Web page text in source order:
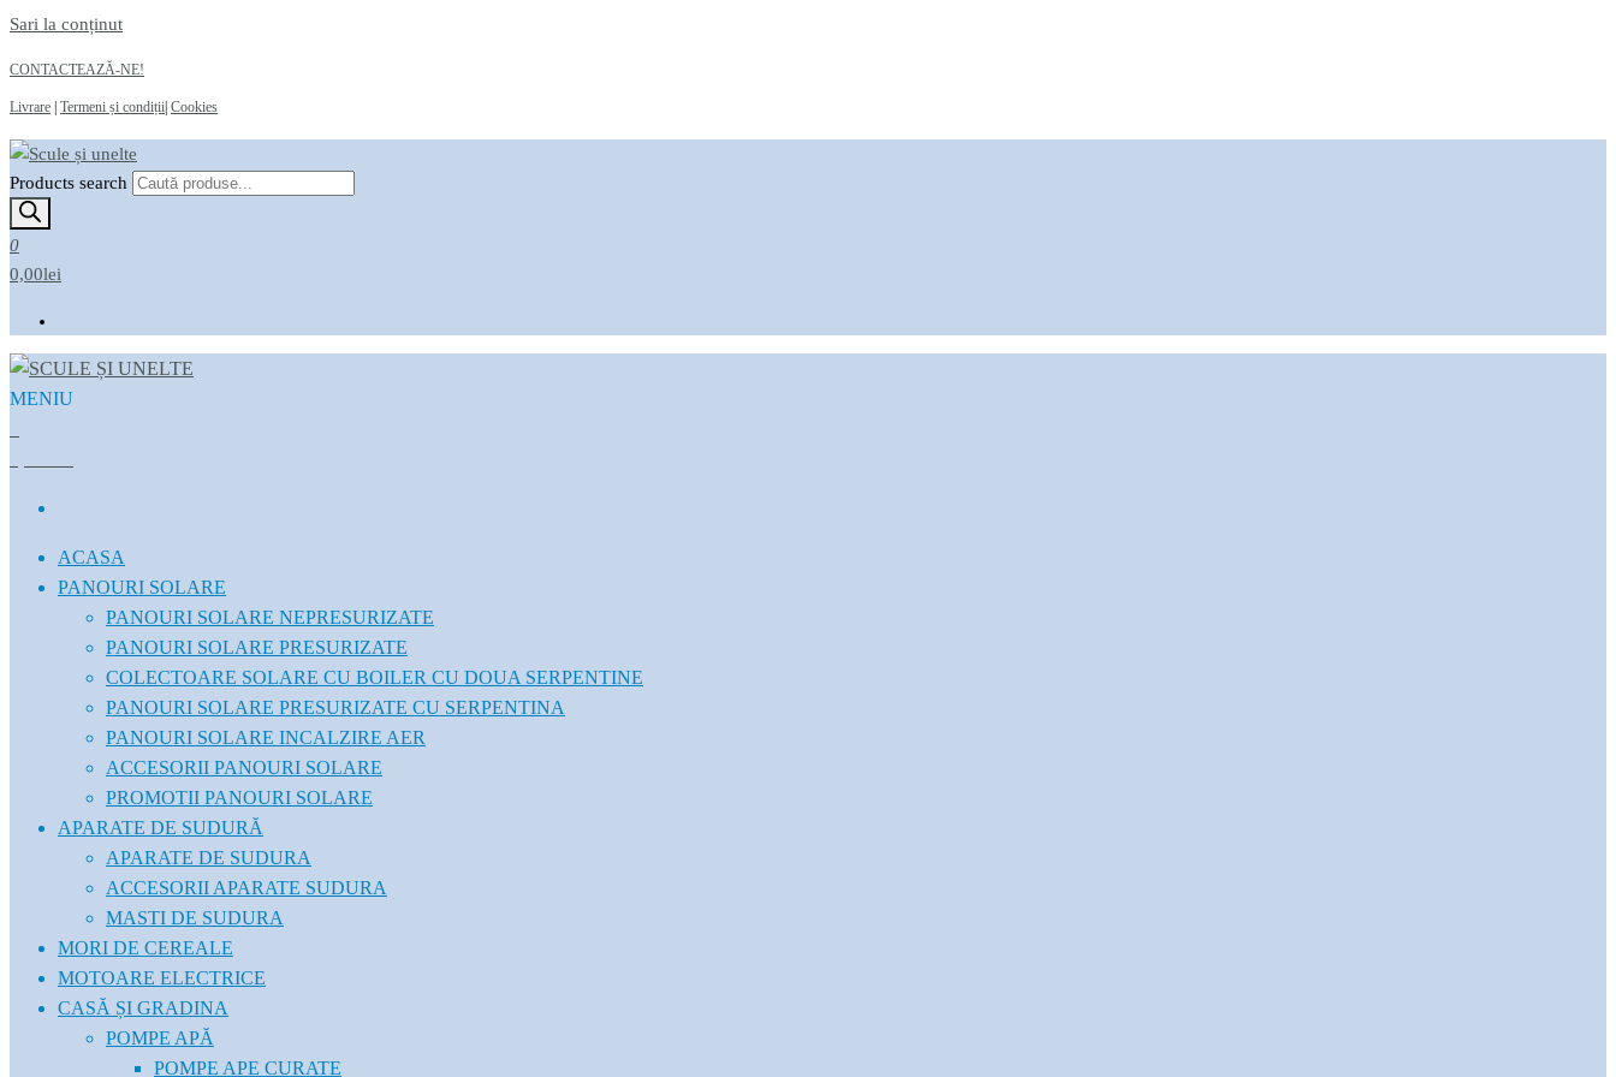
Sari la conținut
CONTACTEAZĂ-NE!
Livrare Termeni și condiții Cookies
Scule și unelte
Magazin online
Products search
0
0,00lei
MENIU
ACASA
PANOURI SOLARE
PANOURI SOLARE NEPRESURIZATE
PANOURI SOLARE PRESURIZATE
COLECTOARE SOLARE CU BOILER CU DOUA SERPENTINE
PANOURI SOLARE PRESURIZATE CU SERPENTINA
PANOURI SOLARE INCALZIRE AER
ACCESORII PANOURI SOLARE
PROMOTII PANOURI SOLARE
APARATE DE SUDURĂ
APARATE DE SUDURA
ACCESORII APARATE SUDURA
MASTI DE SUDURA
MORI DE CEREALE
MOTOARE ELECTRICE
CASĂ ȘI GRADINA
POMPE APĂ
POMPE APE CURATE